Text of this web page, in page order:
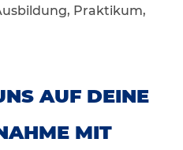
Praktikum,
AUF DEINE
MIT